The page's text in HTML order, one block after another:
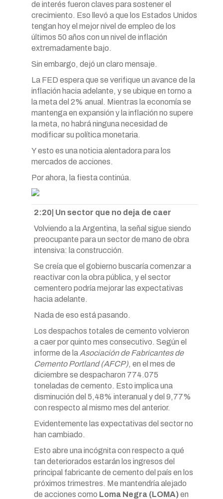
de interés fueron claves para sostener el
crecimiento. Eso llevó a que los Estados Unidos
tengan hoy el mejor nivel de empleo de los
últimos 50 años con un nivel de inflación
extremadamente bajo.
Sin embargo, dejó un claro mensaje.
La FED espera que se verifique un avance de la
inflación hacia adelante, y se ubique en torno a
la meta del 2% anual. Mientras la economía se
mantenga en expansión y la inflación no supere
la meta, no habrá ninguna necesidad de
modificar su política monetaria.
Y esto es una noticia alentadora para los
mercados de acciones.
Por ahora, la fiesta continúa.
2:20| Un sector que no deja de caer
Volviendo a la Argentina, la señal sigue siendo
preocupante para un sector de mano de obra
intensiva: la construcción.
Se creía que el gobierno buscaría comenzar a
reactivar con la obra pública, y el sector
cementero podría mejorar las expectativas
hacia adelante.
Nada de eso está pasando.
Los despachos totales de cemento volvieron
a caer por quinto mes consecutivo. Según el
informe de la Asociación de Fabricantes de
Cemento Portland (AFCP), en el mes de
diciembre se despacharon 774.075
toneladas de cemento. Esto implica una
disminución del 5,48% interanual y del 9,77%
con respecto al mismo mes del anterior.
Evidentemente las expectativas del sector no
han cambiado.
Esto abre una incógnita con respecto a qué
tan deteriorados estarán los ingresos del
principal fabricante de cemento del país en los
próximos trimestres. Me mantendría alejado
de acciones como Loma Negra (LOMA)en